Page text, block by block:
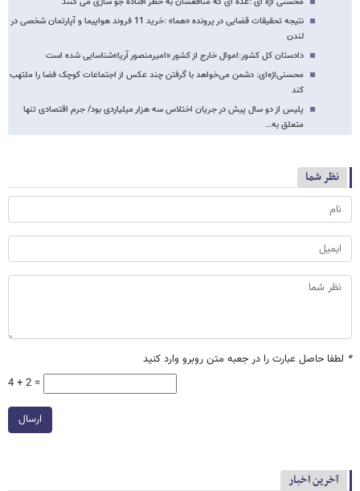
نتیجه تحقیقات قضایی در پرونده «هما» :خرید 11 فروند هواپیما و آپارتمان شخصی در
لندن
دادستان کل کشور:اموال خارج از کشور «امیرمنصور آریا»شناسایی شده است
محسنی‌اژه‌ای: دشمن می‌خواهد با گرفتن چند عکس از اجتماعات کوچک فضا را ملتهب
کند
پلیس از دو سال پیش در جریان اختلاس سه هزار میلیاردی بود/ جرم اقتصادی تنها
متعلق به…
نظر شما
* لطفا حاصل عبارت را در جعبه متن روبرو وارد کنید
4 + 2 =
ارسال
آخرین اخبار